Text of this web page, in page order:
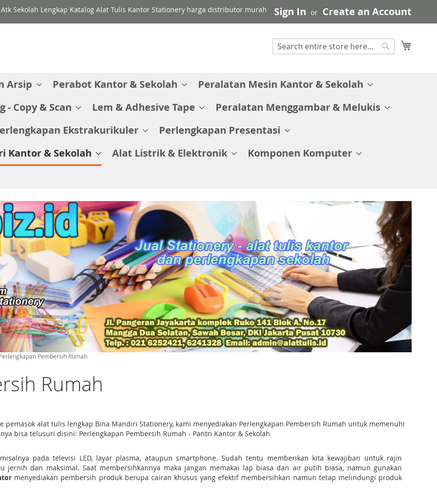
Sekolah Lengkap Katalog Alat Tulis Kantor Stationery harga distributor murah Sign In Create an Account
Search
Arsip Perabot Kantor & Sekolah
Peralatan Mesin Kantor & Sekolah
Copy & Scan Lem & Adhesive Tape
Peralatan Menggambar & Melukis
Ekstrakurikuler
Perlengkapan Presentasi
Kantor & Sekolah Alat Listrik & Elektronik
Komponen Komputer
Pembersih Rumah
Rumah
pemasok alat tulis lengkap Bina Mandiri Stationery, kami menyediakan Perlengkapan Pembersih Rumah untuk memenuhi
bisa telusuri disini: Perlengkapan Pembersih Rumah - Pantri Kantor & Sekolah
pada televisi LED, layar plasma, ataupun smartphone. Sudah tentu memberikan kita kewajiban untuk rajin
jernih dan maksimal. Saat membersihkannya maka jangan memakai lap biasa dan air putih biasa, namun gunakan
menyediakan pembersih produk berupa cairan khusus yang efektif membersihkan namun tetap melindungi produk